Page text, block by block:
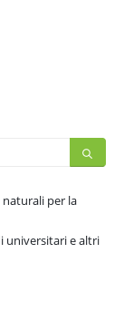
per la
universitari e altri